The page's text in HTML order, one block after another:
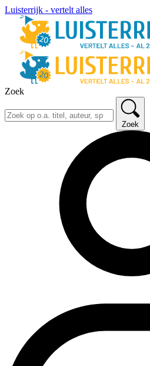
Luisterrijk - vertelt alles
Zoek
Zoek